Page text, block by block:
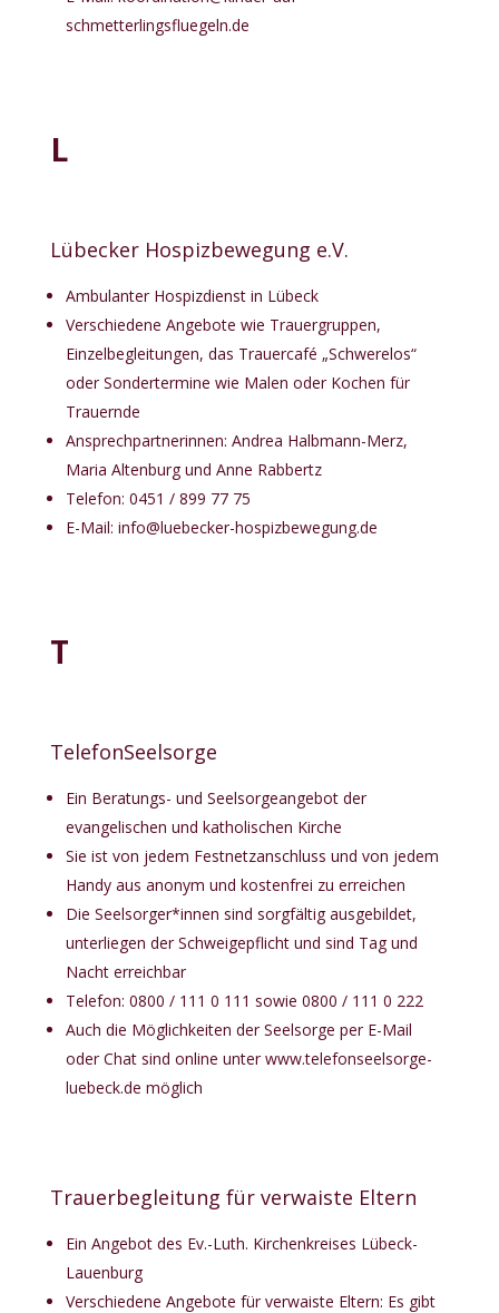
schmetterlingsfluegeln.de
L
Lübecker Hospizbewegung e.V.
Ambulanter Hospizdienst in Lübeck
Verschiedene Angebote wie Trauergruppen,
Einzelbegleitungen, das Trauercafé „Schwerelos“
oder Sondertermine wie Malen oder Kochen für
Trauernde
Ansprechpartnerinnen: Andrea Halbmann-Merz,
Maria Altenburg und Anne Rabbertz
Telefon: 0451 / 899 77 75
E-Mail: info@luebecker-hospizbewegung.de
T
TelefonSeelsorge
Ein Beratungs- und Seelsorgeangebot der
evangelischen und katholischen Kirche
Sie ist von jedem Festnetzanschluss und von jedem
Handy aus anonym und kostenfrei zu erreichen
Die Seelsorger*innen sind sorgfältig ausgebildet,
unterliegen der Schweigepflicht und sind Tag und
Nacht erreichbar
Telefon: 0800 / 111 0 111 sowie 0800 / 111 0 222
Auch die Möglichkeiten der Seelsorge per E-Mail
oder Chat sind online unterwww.telefonseelsorge-
luebeck.de möglich
Trauerbegleitung für verwaiste Eltern
Ein Angebot des Ev.-Luth. Kirchenkreises Lübeck-
Lauenburg
Verschiedene Angebote für verwaiste Eltern: Es gibt